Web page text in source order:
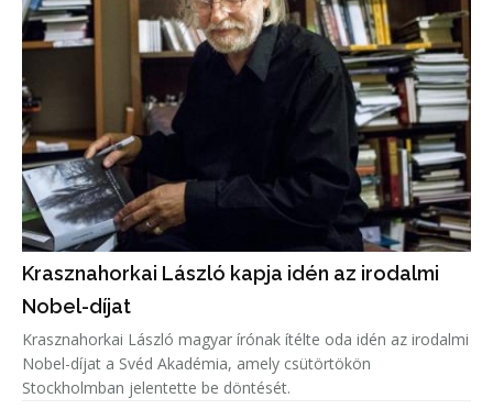
Krasznahorkai László kapja idén az irodalmi
Nobel-díjat
Krasznahorkai László magyar írónak ítélte oda idén az irodalmi
Nobel-díjat a Svéd Akadémia, amely csütörtökön
Stockholmban jelentette be döntését.